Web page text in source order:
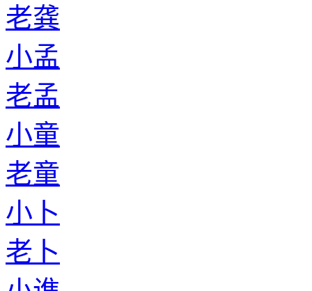
老龚
小孟
老孟
小童
老童
小卜
老卜